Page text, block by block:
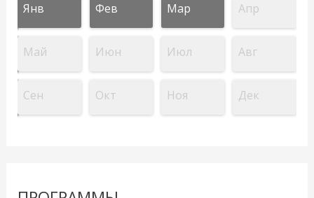
Янв Фев Мар Апр
Май Июн Июл Авг
Сен Окт Ноя Дек